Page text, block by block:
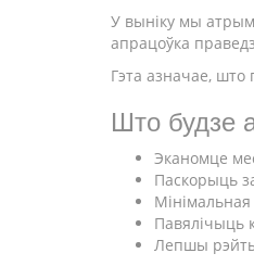
У выніку мы
апрацоўка
Гэта азначае, што
Што будзе
Эканомце
Паскорыць
Мінімальная
Павялічыць
Лепшы